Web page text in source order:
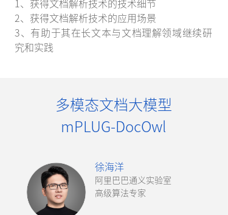
1、获得文档解析技术的技术细节
2、获得文档解析技术的应用场景
3、有助于其在长文本与文档理解领域继续研
究和实践
徐海洋
阿里巴巴通义实验室
高级算法专家
多模态文档大模型
mPLUG-DocOwl